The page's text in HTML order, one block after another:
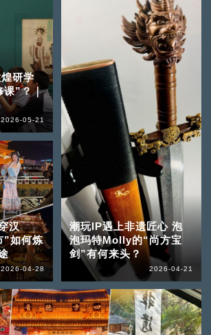
研学
课”？｜
2026-05-21
汉
”如何炼
2026-04-28
潮玩IP遇上非遗匠心 泡
泡玛特Molly的“尚方宝
剑”有何来头？
2026-04-21